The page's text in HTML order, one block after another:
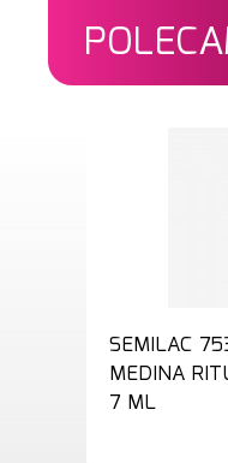
SEMILAC
MEDINA
7 ML